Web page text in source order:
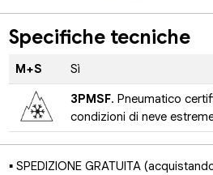
Specifiche tecniche
M+S Sì
3PMSF. Pneumatico
condizioni di neve
▪ SPEDIZIONE GRATUITA